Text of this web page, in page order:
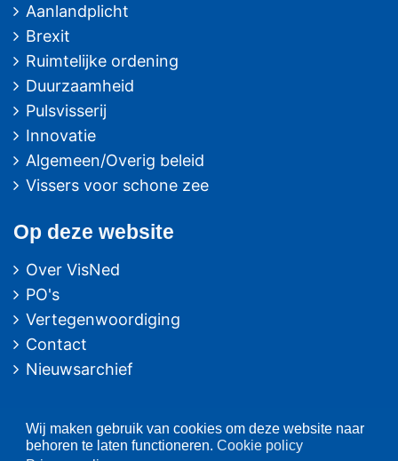
Wij maken gebruik van cookies om deze website naar
behoren te laten functioneren. Cookie policy
Aanlandplicht
Brexit
Ruimtelijke ordening
Duurzaamheid
Pulsvisserij
Innovatie
Algemeen/Overig beleid
Vissers voor schone zee
Op deze website
Over VisNed
PO's
Vertegenwoordiging
Contact
Nieuwsarchief
Postbus 59